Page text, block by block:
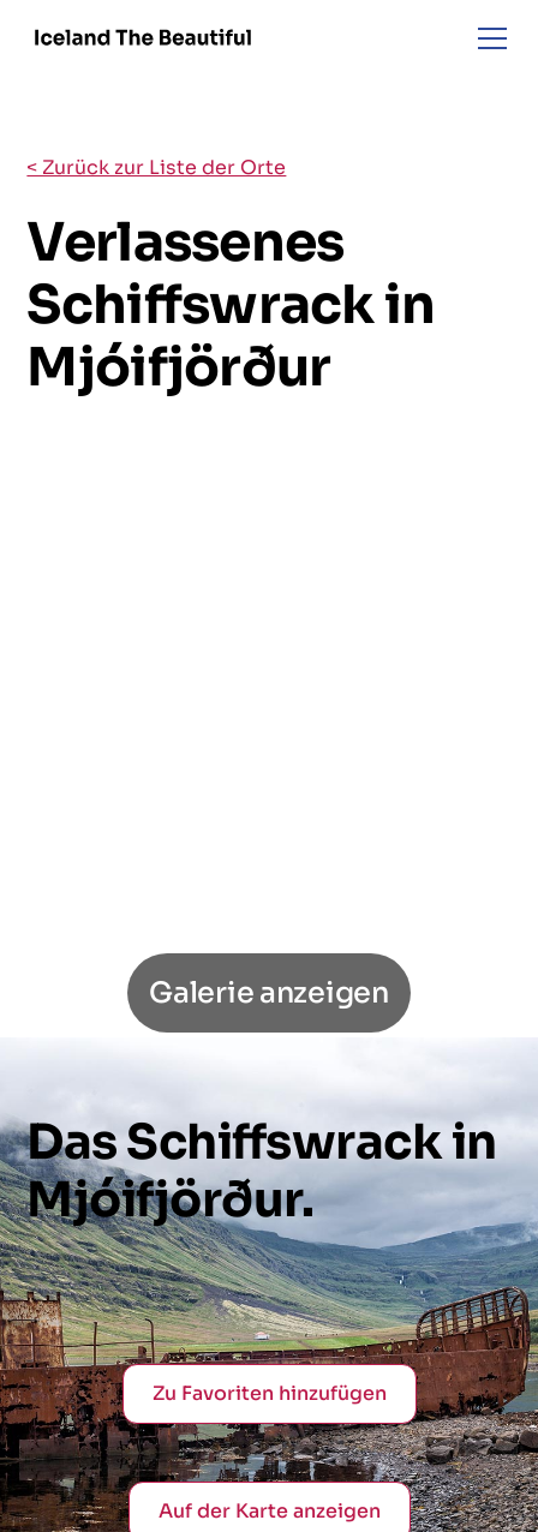
< Zurück zur Liste der Orte
Verlassenes
Schiffswrack in
Mjóifjörður
Galerie anzeigen
DasSchiffswrackin
Mjóifjörður.
Zu Favoriten hinzufügen
Auf der Karte anzeigen